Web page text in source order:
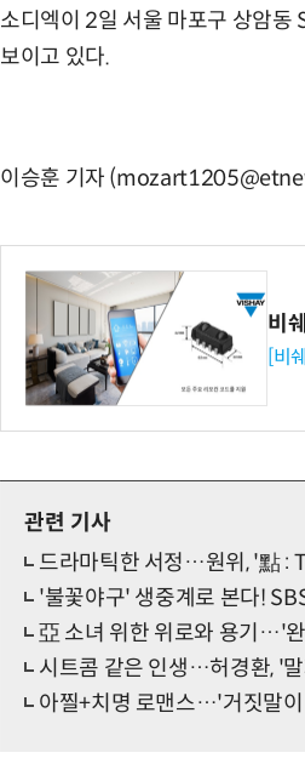
소디엑이 2일 서울 마포구 상암동
보이고 있다.
이승훈 기자
비
[비
관련 기사
드라마틱한 서정…원위, '點 :
'불꽃야구' 생중계로 본다!
亞 소녀 위한 위로와 용기…'
시트콤 같은 인생…허경환, '
아찔+치명 로맨스…'거짓말